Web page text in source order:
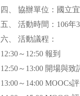
四、 協辦單位：國立
五、 活動時間：106年
六、 活動議程：
12:30～12:50 報到
12:50～13:00 開場與
13:00～14:00 MOOCs